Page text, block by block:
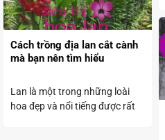
Cách trồng địa lan cắt cành
mà bạn nên tìm hiểu
Lan là một trong những loài
hoa đẹp và nổi tiếng được rất